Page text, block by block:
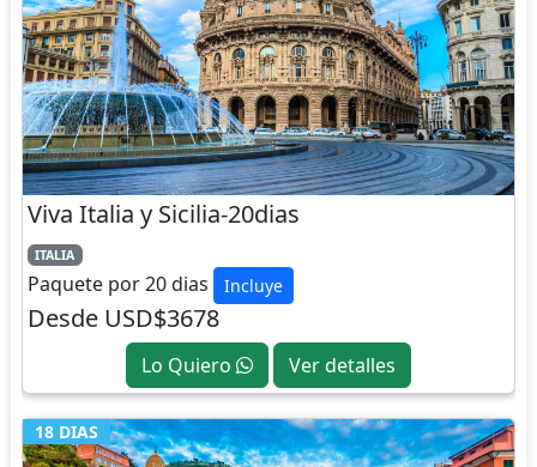
Viva Italia y Sicilia-20dias
ITALIA
Paquete por 20 dias Incluye
Desde USD$3678
Lo Quiero Ver detalles
18 DIAS